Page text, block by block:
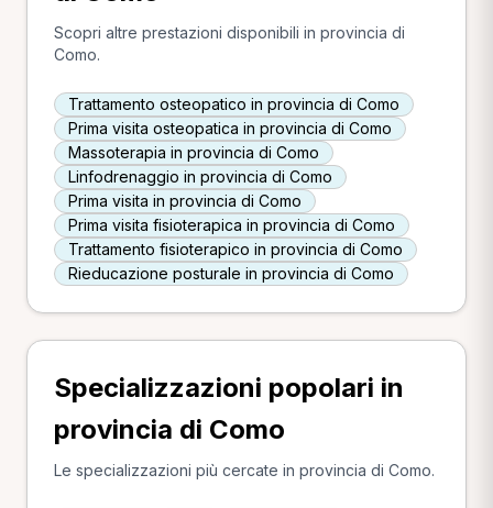
Scopri altre prestazioni disponibili in provincia di
Como.
Trattamento osteopatico in provincia di Como
Prima visita osteopatica in provincia di Como
Massoterapia in provincia di Como
Linfodrenaggio in provincia di Como
Prima visita in provincia di Como
Prima visita fisioterapica in provincia di Como
Trattamento fisioterapico in provincia di Como
Rieducazione posturale in provincia di Como
Specializzazioni popolari in
provincia di Como
Le specializzazioni più cercate in provincia di Como.